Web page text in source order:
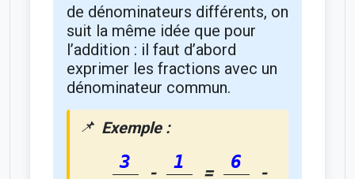
de dénominateurs différents, on
suit la même idée que pour
l’addition : il faut d’abord
exprimer les fractions avec un
dénominateur commun.
Exemple :
3
-
1
=
6
-